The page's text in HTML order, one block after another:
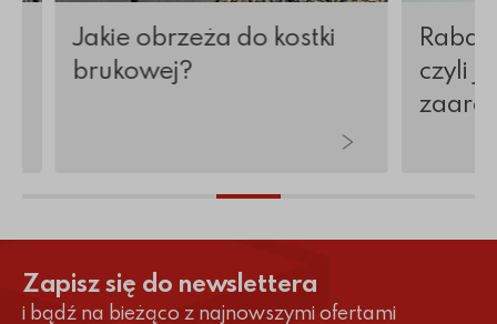
Jakie obrzeża do kostki
brukowej?
czyli
Zapisz się do newslettera
i bądź na bieżąco z najnowszymi ofertami